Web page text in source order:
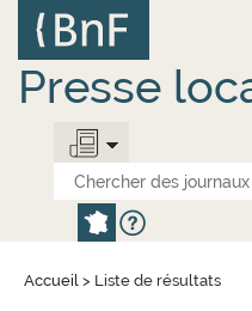
contenu
principal
Presse
Accueil > Liste de résultats
Panneau de gestion des cookies